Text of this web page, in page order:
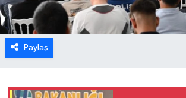
Paylaş